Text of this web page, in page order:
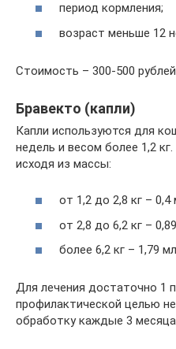
период кормления;
возраст меньше 12
Стоимость – 300-500
Бравекто (капли)
Капли используются для
недель и весом более 1,2
исходя из массы:
от 1,2 до 2,8 кг – 0,4
от 2,8 до 6,2 кг –
более 6,2 кг – 1,79
Для лечения достаточно 1
профилактической целью
обработку каждые 3